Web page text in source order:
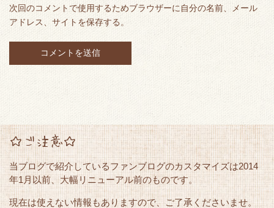
次回のコメントで使用するためブラウザーに自分の名前、メール
アドレス、サイトを保存する。
☆ご注意☆
当ブログで紹介しているファンブログのカスタマイズは2014
年1月以前、大幅リニューアル前のものです。
現在は使えない情報もありますので、ご了承くださいませ。